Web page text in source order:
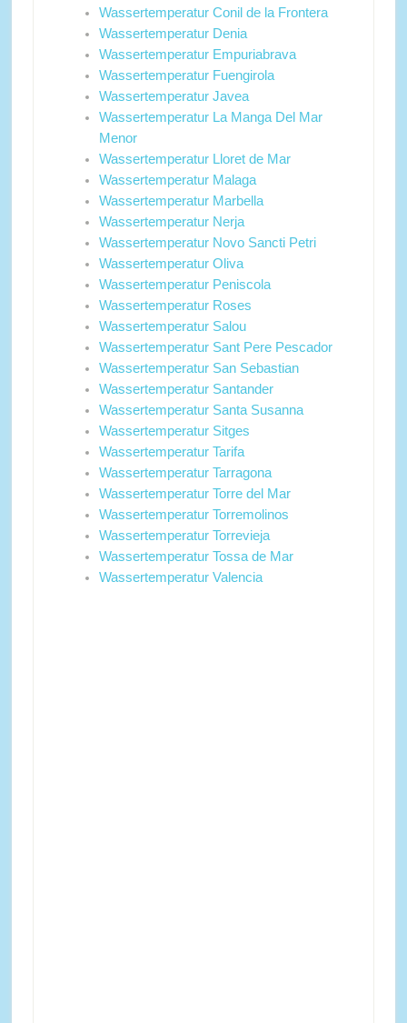
Wassertemperatur Conil de la Frontera
Wassertemperatur Denia
Wassertemperatur Empuriabrava
Wassertemperatur Fuengirola
Wassertemperatur Javea
Wassertemperatur La Manga Del Mar
Menor
Wassertemperatur Lloret de Mar
Wassertemperatur Malaga
Wassertemperatur Marbella
Wassertemperatur Nerja
Wassertemperatur Novo Sancti Petri
Wassertemperatur Oliva
Wassertemperatur Peniscola
Wassertemperatur Roses
Wassertemperatur Salou
Wassertemperatur Sant Pere Pescador
Wassertemperatur San Sebastian
Wassertemperatur Santander
Wassertemperatur Santa Susanna
Wassertemperatur Sitges
Wassertemperatur Tarifa
Wassertemperatur Tarragona
Wassertemperatur Torre del Mar
Wassertemperatur Torremolinos
Wassertemperatur Torrevieja
Wassertemperatur Tossa de Mar
Wassertemperatur Valencia